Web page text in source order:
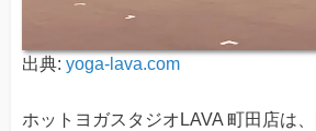
出典: yoga-lava.com
ホットヨガスタジオLAVA 町田店は